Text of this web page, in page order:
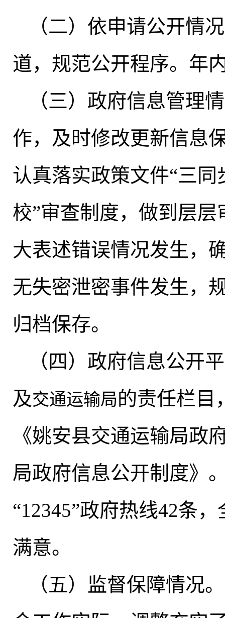
（二）依申请公开情况
道， 规范公开程序。年
（三）政府信息管理
作，及时修改更新信息
认真落实政策文件“三同
校”审查制度，做到层层
大表述错误情况发生 ，
无失密泄密事件发生 ，
归档保存。
（四）政府信息公开
及交通运输局的责任栏目
《姚安县交通运输局政
局政府信息公开制度》
“12345”政府热线42条
满意。
（五）监督保障情况。